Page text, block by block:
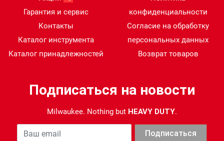
Гарантия и сервис
Контакты
Каталог инструмента
Каталог принадлежностей
конфиденциальности
Согласие на обработку
персональных данных
Возврат товаров
Подписаться на новости
Milwaukee. Nothing but HEAVY DUTY.
Ваша почта Подписаться